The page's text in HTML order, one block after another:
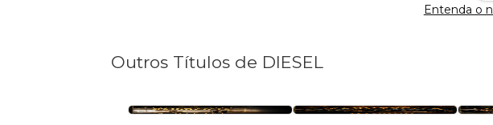
Entenda o
Outros Títulos de DIESEL